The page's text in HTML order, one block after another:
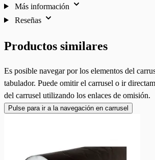
Más información
Reseñas
Productos similares
Es posible navegar por los elementos del
tabulador. Puede omitir el carrusel o ir
del carrusel utilizando los enlaces de omisión.
Pulse para ir a la navegación en carrusel